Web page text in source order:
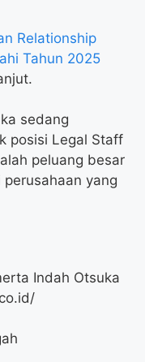
Relationship
Tahun 2025
sedang
posisi Legal Staff
peluang besar
yang
Indah Otsuka